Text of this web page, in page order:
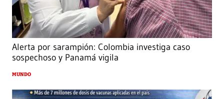
Alerta por sarampión: Colombia investiga caso
sospechoso y Panamá vigila
MUNDO